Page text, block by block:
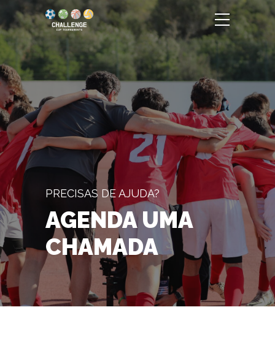
PRECISAS DE AJUDA?
AGENDA UMA
CHAMADA